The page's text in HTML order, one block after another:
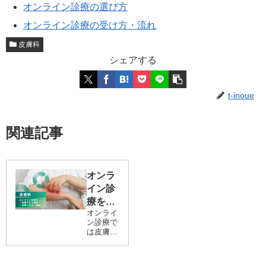
オンライン診療の選び方
オンライン診療の受け方・流れ
皮膚科
シェアする
t-inoue
関連記事
オンラ
イン診
療を受
けられ
る皮膚
オンライ
ン診療で
は皮膚科